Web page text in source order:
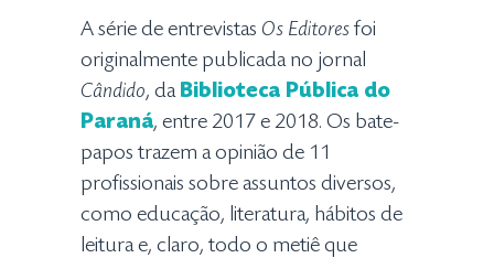
A série de entrevistas Os Editores foi
originalmente publicada no jornal
Cândido, da Biblioteca Pública do
Paraná, entre 2017 e 2018. Os bate-
papos trazem a opinião de 11
profissionais sobre assuntos diversos,
como educação, literatura, hábitos de
leitura e, claro, todo o metiê que